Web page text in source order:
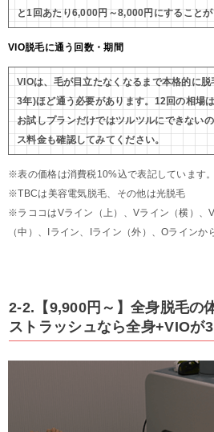
と1回あたり6,000円～8,000円にすること
VIO脱毛に通う回数・期間
VIOは、毛が目立たなくなるまで本格的に
3年)ほど通う必要があります。12回の相場
お試しプランだけではツルツルにできない
ス料金も確認してみてください。
※表の価格は消費税10%込で表記しています。
※TBCは美容電気脱毛、その他は光脱毛
※ラココはVライン（上）、Vライン（横）、
（中）、Iライン、Iライン（外）、Oラインか
2-2.【9,900円～】全身脱毛の
ストラッシュなら全身+VIOが